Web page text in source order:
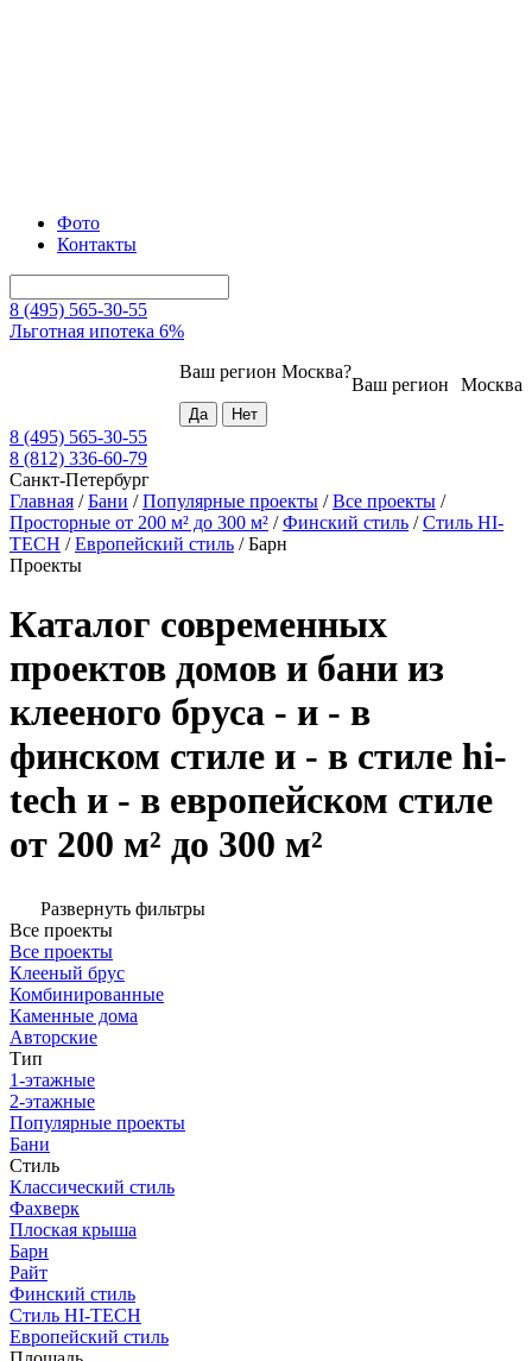
Фото
Контакты
8 (495) 565-30-55
Льготная ипотека 6%
Москва
Ваш регион
Ваш регион Москва?
8 (495) 565-30-55
8 (812) 336-60-79
Санкт-Петербург
Главная /Бани /Популярные проекты /Все проекты /
Просторные от 200 м² до 300 м² /Финский стиль /Стиль HI-
TECH /Европейский стиль /Барн
Проекты
Каталог современных
проектов домов и бани из
клееного бруса - и - в
финском стиле и - в стиле hi-
tech и - в европейском стиле
от 200 м² до 300 м²
Развернуть фильтры
Все проекты
Все проекты
Клееный брус
Комбинированные
Каменные дома
Авторские
Тип
1-этажные
2-этажные
Популярные проекты
Бани
Стиль
Классический стиль
Фахверк
Плоская крыша
Барн
Райт
Финский стиль
Стиль HI-TECH
Европейский стиль